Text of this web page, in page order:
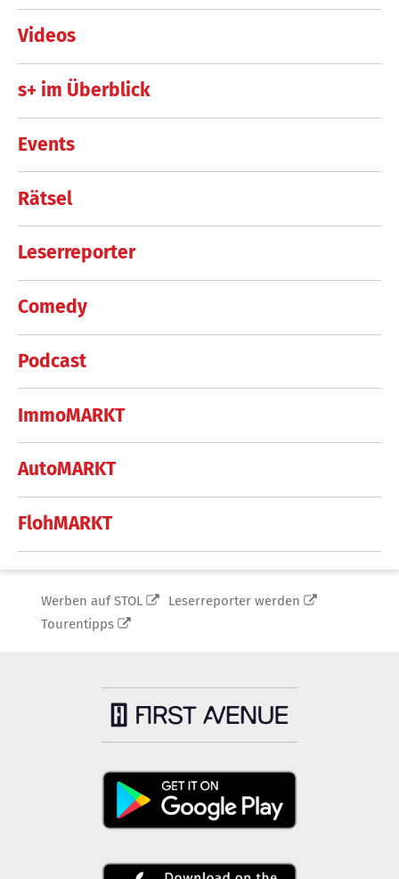
Videos
s+ im Überblick
Events
Rätsel
Leserreporter
Comedy
Podcast
ImmoMARKT
AutoMARKT
FlohMARKT
Werben auf STOL
Leserreporter werden
Tourentipps